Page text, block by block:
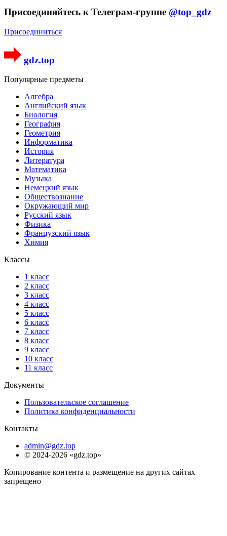
Присоединяйтесь к Телеграм-группе @top_gdz
Присоединиться
gdz.top
Популярные предметы
Алгебра
Английский язык
Биология
География
Геометрия
Информатика
История
Литература
Математика
Музыка
Немецкий язык
Обществознание
Окружающий мир
Русский язык
Физика
Французский язык
Химия
Классы
1 класс
2 класс
3 класс
4 класс
5 класс
6 класс
7 класс
8 класс
9 класс
10 класс
11 класс
Документы
Пользовательское соглашение
Политика конфиденциальности
Контакты
admin@gdz.top
© 2024-2026 «gdz.top»
Копирование контента и размещение на других сайтах
запрещено